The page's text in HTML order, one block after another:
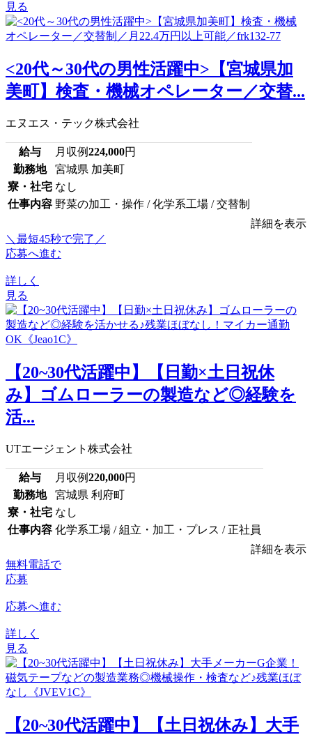
見る
<20代～30代の男性活躍中>【宮城県加
美町】検査・機械オペレーター／交替...
エヌエス・テック株式会社
給与 月収例224,000円
勤務地
宮城県 加美町
寮・社宅 なし
仕事内容 野菜の加工・操作 / 化学系工場 / 交替制
詳細を表示
＼最短45秒で完了／
応募へ進む
詳しく
見る
【20~30代活躍中】【日勤×土日祝休
み】ゴムローラーの製造など◎経験を
活...
UTエージェント株式会社
給与 月収例220,000円
勤務地
宮城県 利府町
寮・社宅 なし
仕事内容 化学系工場 / 組立・加工・プレス / 正社員
詳細を表示
無料電話で
応募
応募へ進む
詳しく
見る
【20~30代活躍中】【土日祝休み】大手